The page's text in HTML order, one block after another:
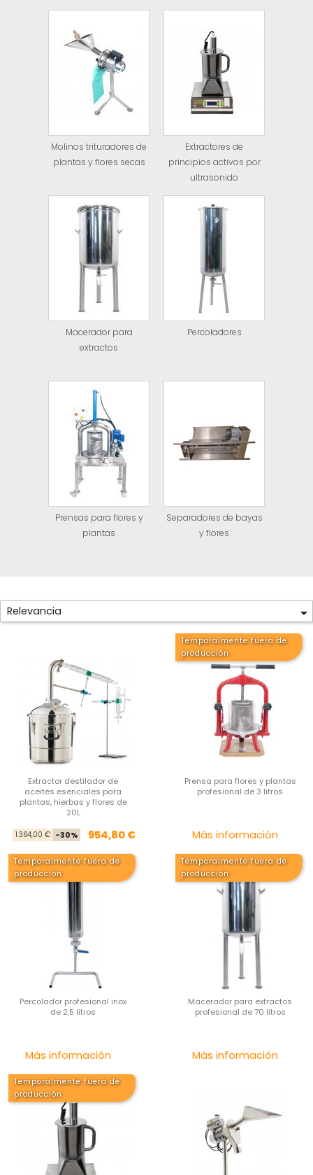
Molinos trituradores de
plantas y flores secas
Extractores de
principios activos por
ultrasonido
Macerador para
extractos
Percoladores
Prensas para flores y
plantas
Separadores de bayas
y flores
Relevancia 
Extractor destilador de
aceites esenciales para
plantas, hierbas y flores de
20L
Precio base
1.364,00 € -30% Precio
954,80 €
Temporalmente fuera de
producción
Prensa para flores y plantas
profesional de 3 litros
Más información
Temporalmente fuera de
producción
Percolador profesional inox
de 2,5 litros
Más información
Temporalmente fuera de
producción
Macerador para extractos
profesional de 70 litros
Más información
Temporalmente fuera de
producción